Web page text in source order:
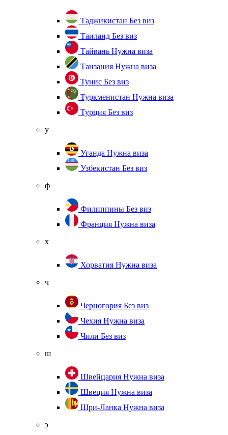
Таджикистан Без виз
Таиланд Без виз
Тайвань Нужна виза
Танзания Нужна виза
Тунис Без виз
Туркменистан Нужна виза
Турция Без виз
у
Уганда Нужна виза
Узбекистан Без виз
ф
Филиппины Без виз
Франция Нужна виза
х
Хорватия Нужна виза
ч
Черногория Без виз
Чехия Нужна виза
Чили Без виз
ш
Швейцария Нужна виза
Швеция Нужна виза
Шри-Ланка Нужна виза
э